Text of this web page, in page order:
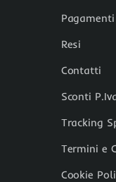
Pagamenti
Resi
Contatti
Sconti
Tracking
Termini e
Cookie